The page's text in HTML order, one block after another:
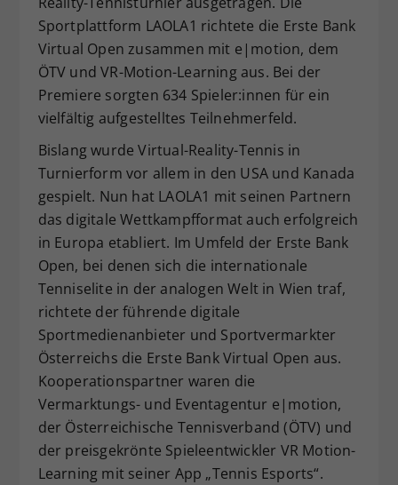
Sportplattform LAOLA1 richtete die Erste Bank
Virtual Open zusammen mit e|motion, dem
ÖTV und VR-Motion-Learning aus. Bei der
Premiere sorgten 634 Spieler:innen für ein
vielfältig aufgestelltes Teilnehmerfeld.
Bislang wurde Virtual-Reality-Tennis in
Turnierform vor allem in den USA und Kanada
gespielt. Nun hat LAOLA1 mit seinen Partnern
das digitale Wettkampfformat auch erfolgreich
in Europa etabliert. Im Umfeld der Erste Bank
Open, bei denen sich die internationale
Tenniselite in der analogen Welt in Wien traf,
richtete der führende digitale
Sportmedienanbieter und Sportvermarkter
Österreichs die Erste Bank Virtual Open aus.
Kooperationspartner waren die
Vermarktungs- und Eventagentur e|motion,
der Österreichische Tennisverband (ÖTV) und
der preisgekrönte Spieleentwickler VR Motion-
Learning mit seiner App „Tennis Esports“.
Zweck
Dieser Wert speichert Ihre Consent-
Einstellungen. Unter anderem eine
zufällig generierte ID, für die
historische Speicherung Ihrer
vorgenommen Einstellungen, falls der
Webseiten-Betreiber dies eingestellt